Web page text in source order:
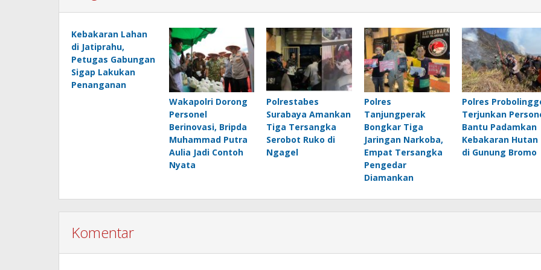
Kebakaran Lahan
di Jatiprahu,
Petugas Gabungan
Sigap Lakukan
Penanganan
Wakapolri Dorong
Personel
Berinovasi, Bripda
Muhammad Putra
Aulia Jadi Contoh
Nyata
Polrestabes
Surabaya Amankan
Tiga Tersangka
Serobot Ruko di
Ngagel
Polres
Tanjungperak
Bongkar Tiga
Jaringan Narkoba,
Empat Tersangka
Pengedar
Diamankan
Polres
Terjunkan
Bantu Padamkan
Kebakaran Hutan
di Gunung Bromo
Komentar